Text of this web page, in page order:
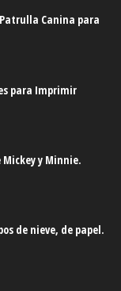
Canina para
para Imprimir
y Minnie.
de nieve, de papel.